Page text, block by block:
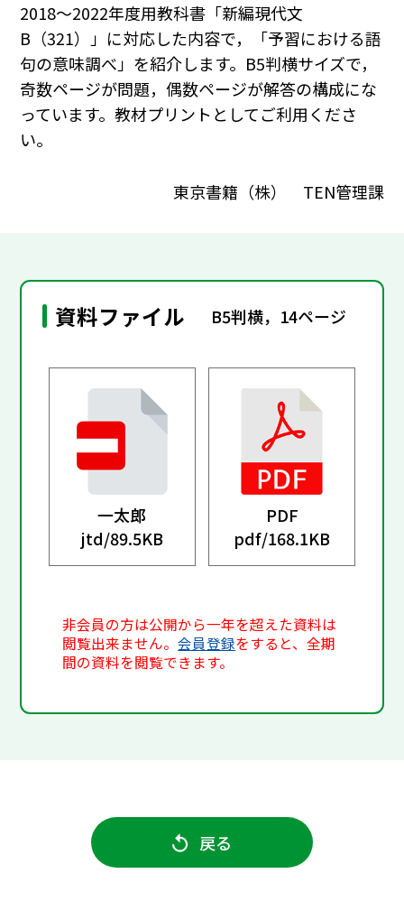
2018～2022年度用教科書「新編現代文
B（321）」に対応した内容で，「予習における語
句の意味調べ」を紹介します。B5判横サイズで，
奇数ページが問題，偶数ページが解答の構成にな
っています。教材プリントとしてご利用くださ
い。
東京書籍（株） TEN管理課
資料ファイル B5判横，14ページ
一太郎
jtd/89.5KB
PDF
pdf/168.1KB
非会員の方は公開から一年を超えた資料は
閲覧出来ません。会員登録をすると、全期
間の資料を閲覧できます。
戻る